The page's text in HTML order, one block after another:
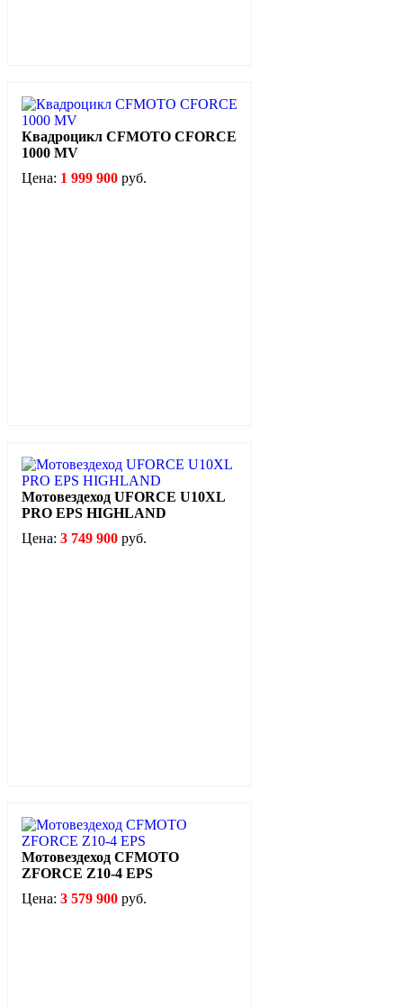
Квадроцикл CFMOTO CFORCE
1000 MV
Цена: 1 999 900 руб.
Мотовездеход UFORCE U10XL
PRO EPS HIGHLAND
Цена: 3 749 900 руб.
Мотовездеход CFMOTO
ZFORCE Z10-4 EPS
Цена: 3 579 900 руб.